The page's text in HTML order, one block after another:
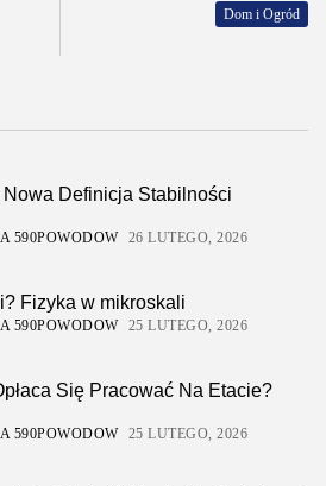
Dom i Ogród
Definicja Stabilności
590POWODOW 26 LUTEGO, 2026
Fizyka w mikroskali
590POWODOW 25 LUTEGO, 2026
Się Pracować Na Etacie?
590POWODOW 25 LUTEGO, 2026